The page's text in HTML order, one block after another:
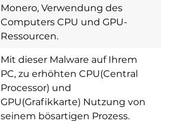
Monero, Verwendung des
Computers CPU und GPU-
Ressourcen.
Mit dieser Malware auf Ihrem
PC, zu erhöhten CPU(Central
Processor) und
GPU(Grafikkarte) Nutzung von
seinem bösartigen Prozess.